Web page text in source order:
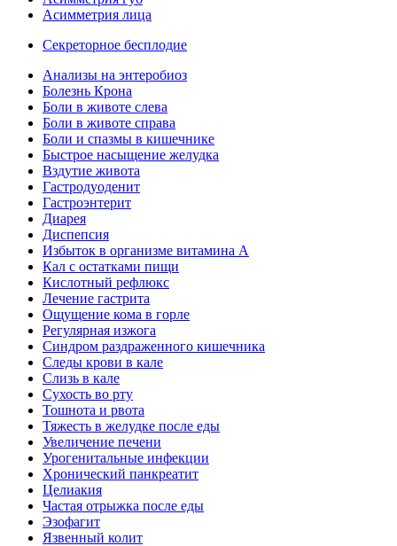
Асимметрия лица
Секреторное бесплодие
Анализы на энтеробиоз
Болезнь Крона
Боли в животе слева
Боли в животе справа
Боли и спазмы в кишечнике
Быстрое насыщение желудка
Вздутие живота
Гастродуоденит
Гастроэнтерит
Диарея
Диспепсия
Избыток в организме витамина А
Кал с остатками пищи
Кислотный рефлюкс
Лечение гастрита
Ощущение кома в горле
Регулярная изжога
Синдром раздраженного кишечника
Следы крови в кале
Слизь в кале
Сухость во рту
Тошнота и рвота
Тяжесть в желудке после еды
Увеличение печени
Урогенитальные инфекции
Хронический панкреатит
Целиакия
Частая отрыжка после еды
Эзофагит
Язвенный колит